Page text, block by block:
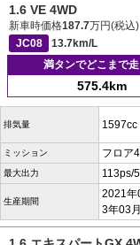
1.6 VE 4WD
新車時価格187.7万円(税込)
JC08
13.7km/L
満タンでどこまで走
575.4km
排気量 1597cc
ミッション フロア
最大出力 113ps/
生産期間
2021年
3年03月